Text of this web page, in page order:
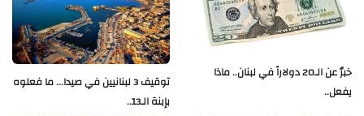
توقيف 3 لبنانيين في صيدا... ما فعلوه
بإبنة الـ13..
خبرٌ عن الـ20 دولاراً في لبنان.. ماذا
يفعل..